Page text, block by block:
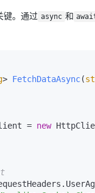
键。通过 async 和
> FetchDataAsync(
= new